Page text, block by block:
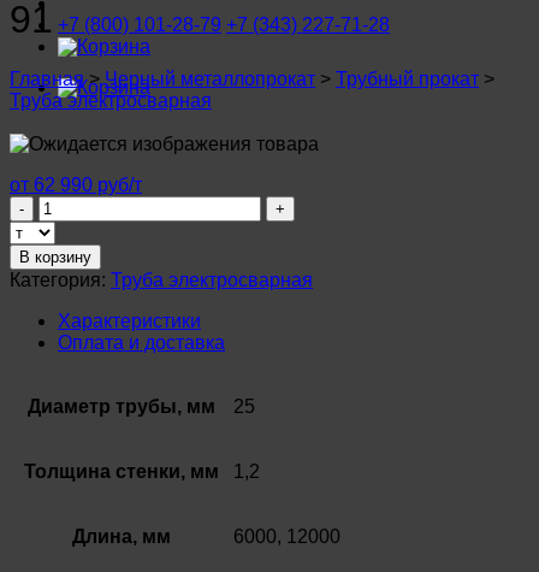
+7 (800) 101-28-79 +7 (343) 227-71-28
91
Главная >Черный металлопрокат > Трубный прокат >
Труба электросварная
от 62 990 руб/т
Количество
товара
Труба
электросварная
25х1,2мм
Ст3
ГОСТ
10704-
В корзину
Категория: Труба электросварная
Характеристики
Оплата и доставка
Диаметр трубы, мм 25
Толщина стенки, мм 1,2
Длина, мм 6000, 12000